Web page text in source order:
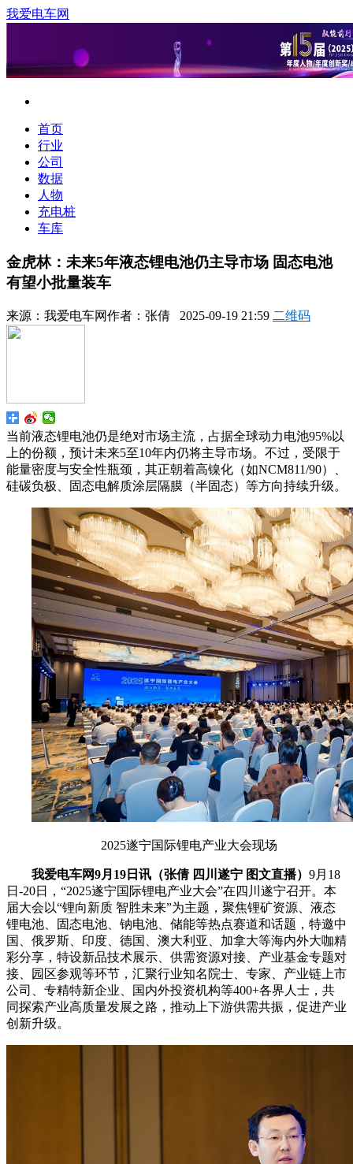
我爱电车网
首页
行业
公司
数据
人物
充电桩
车库
金虎林：未来5年液态锂电池仍主导市场 固态电池
有望小批量装车
来源： 我爱电车网作者： 张倩 2025-09-19 21:59 二维码
当前液态锂电池仍是绝对市场主流，占据全球动力电池95%以
上的份额，预计未来5至10年内仍将主导市场。不过，受限于
能量密度与安全性瓶颈，其正朝着高镍化（如NCM811/90）、
硅碳负极、固态电解质涂层隔膜（半固态）等方向持续升级。
2025遂宁国际锂电产业大会现场
我爱电车网9月19日讯（张倩 四川遂宁 图文直播） 9月18
日-20日，“2025遂宁国际锂电产业大会”在四川遂宁召开。本
届大会以“锂向新质 智胜未来”为主题，聚焦锂矿资源、液态
锂电池、固态电池、钠电池、储能等热点赛道和话题，特邀中
国、俄罗斯、印度、德国、澳大利亚、加拿大等海内外大咖精
彩分享，特设新品技术展示、供需资源对接、产业基金专题对
接、园区参观等环节，汇聚行业知名院士、专家、产业链上市
公司、专精特新企业、国内外投资机构等400+各界人士，共
同探索产业高质量发展之路，推动上下游供需共振，促进产业
创新升级。